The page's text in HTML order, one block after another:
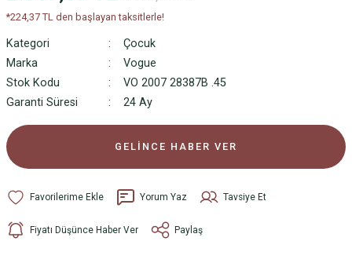
*224,37 TL den başlayan taksitlerle!
Kategori
Çocuk
Marka
Vogue
Stok Kodu
VO 2007 28387B .45
Garanti Süresi
24 Ay
GELİNCE HABER VER
Yorum Yaz Tavsiye Et
Fiyatı Düşünce Haber Ver Paylaş